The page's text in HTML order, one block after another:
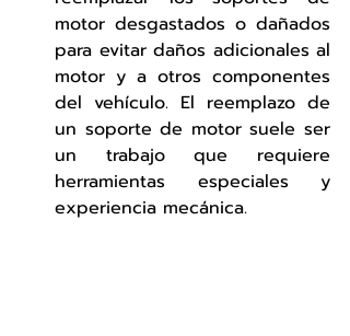
motor desgastados o dañados
para evitar daños adicionales al
motor y a otros componentes
del vehículo. El reemplazo de
un soporte de motor suele ser
un trabajo que requiere
herramientas especiales y
experiencia mecánica.